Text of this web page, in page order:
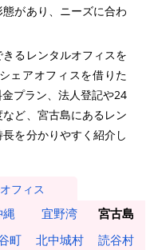
があり、ニーズに合わ
るレンタルオフィスを
ェアオフィスを借りた
プラン、法人登記や24
ど、宮古島にあるレン
を分かりやすく紹介し
フィス
縄 宜野湾
宮古島
町 北中城村
読谷村